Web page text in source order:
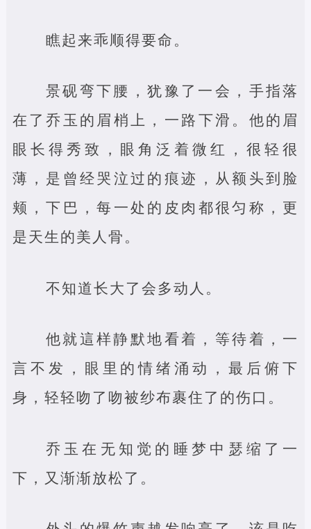
瞧起来乖顺得要命。
景砚弯下腰，犹豫了一会，手指落
在了乔玉的眉梢上，一路下滑。他的眉
眼长得秀致，眼角泛着微红，很轻很
薄，是曾经哭泣过的痕迹，从额头到脸
颊，下巴，每一处的皮肉都很匀称，更
是天生的美人骨。
不知道长大了会多动人。
他就這样静默地看着，等待着，一
言不发，眼里的情绪涌动，最后俯下
身，轻轻吻了吻被纱布裹住了的伤口。
乔玉在无知觉的睡梦中瑟缩了一
下，又渐渐放松了。